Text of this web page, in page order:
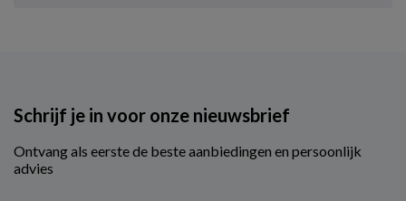
Schrijf je in voor onze nieuwsbrief
Ontvang als eerste de beste aanbiedingen en persoonlijk
advies